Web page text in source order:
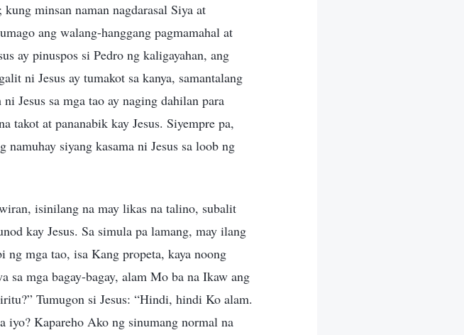
minsan naman nagdarasal Siya at
ang walang-hanggang pagmamahal at
ay pinuspos si Pedro ng kaligayahan, ang
ni Jesus ay tumakot sa kanya, samantalang
Jesus sa mga tao ay naging dahilan para
takot at pananabik kay Jesus. Siyempre pa,
siyang kasama ni Jesus sa loob ng
isinilang na may likas na talino, subalit
kay Jesus. Sa simula pa lamang, may ilang
mga tao, isa Kang propeta, kaya noong
sa mga bagay-bagay, alam Mo ba na Ikaw ang
Tumugon si Jesus: “Hindi, hindi Ko alam.
iyo? Kapareho Ako ng sinumang normal na